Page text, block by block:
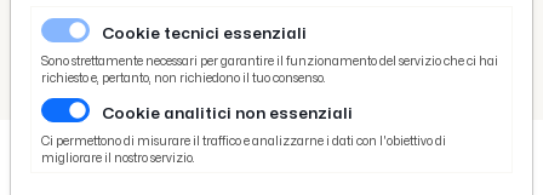
/ Picenotime
/ Sport
Rugby, Paolo Vaccari si candida a presidente federale. Tanti legami con la Riviera delle Palme
Cookie tecnici essenziali
Sono strettamente necessari per garantire il funzionamento del servizio che ci hai
richiesto e, pertanto, non richiedono il tuo consenso.
Cookie analitici non essenziali
Ci permettono di misurare il traffico e analizzarne i dati con l'obiettivo di
migliorare il nostro servizio.
Basket
Ciclismo